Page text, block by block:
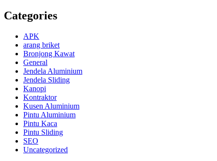
Categories
APK
arang briket
Bronjong Kawat
General
Jendela Aluminium
Jendela Sliding
Kanopi
Kontraktor
Kusen Aluminium
Pintu Aluminium
Pintu Kaca
Pintu Sliding
SEO
Uncategorized